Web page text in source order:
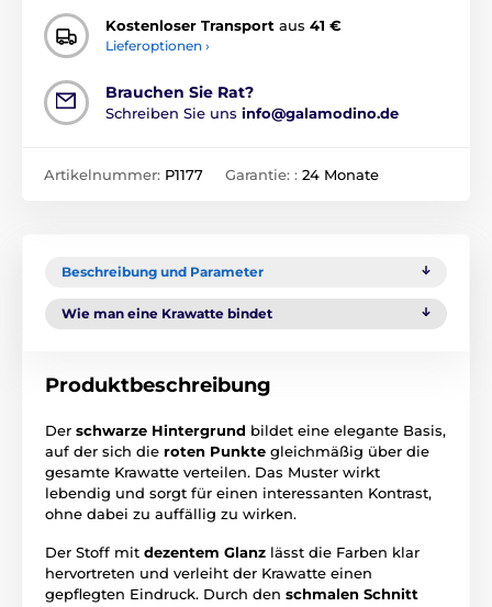
Kostenloser Transport aus 41 €
Lieferoptionen ›
Brauchen Sie Rat?
Schreiben Sie uns info@galamodino.de
Artikelnummer: P1177 Garantie: : 24 Monate
Beschreibung und Parameter
Wie man eine Krawatte bindet
Produktbeschreibung
Der schwarze Hintergrund bildet eine elegante Basis,
auf der sich die roten Punkte gleichmäßig über die
gesamte Krawatte verteilen. Das Muster wirkt
lebendig und sorgt für einen interessanten Kontrast,
ohne dabei zu auffällig zu wirken.
Der Stoff mit dezentem Glanz lässt die Farben klar
hervortreten und verleiht der Krawatte einen
gepflegten Eindruck. Durch den schmalen Schnitt